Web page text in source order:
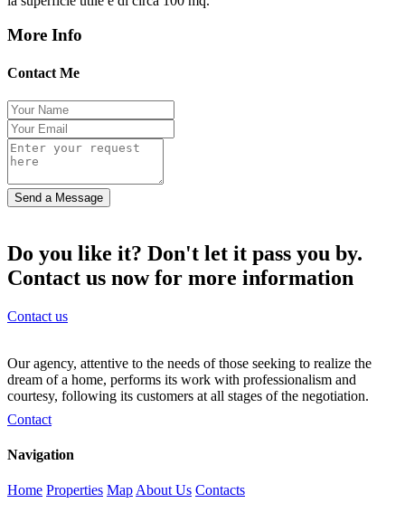
More Info
Contact Me
Send a Message
Do you like it? Don't let it pass you by.
Contact us now for more information
Contact us
Our agency, attentive to the needs of those seeking to realize the
dream of a home, performs its work with professionalism and
courtesy, following its customers at all stages of the negotiation.
Contact
Navigation
Home Properties Map About Us Contacts